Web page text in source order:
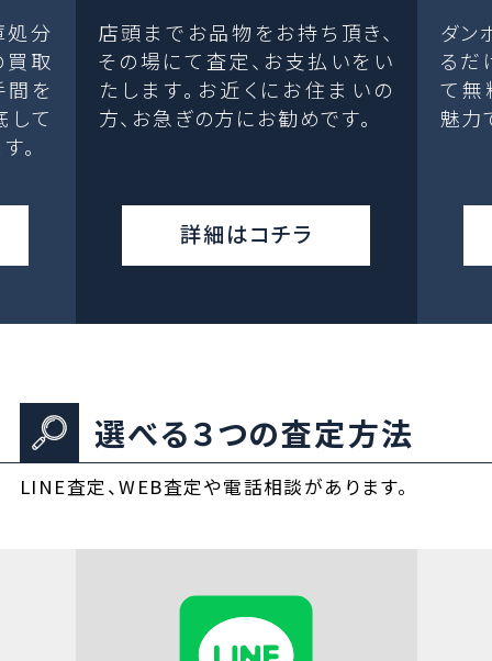
処分
取
間を
して
。
店頭までお品物をお持ち頂き、
その場にて査定、お支払いをい
たします。お近くにお住まいの
方、お急ぎの方にお勧めです。
詳細はコチラ
ダン
るだ
て無
魅力
選べる３つの査定方法
LINE査定、WEB査定や電話相談があります。